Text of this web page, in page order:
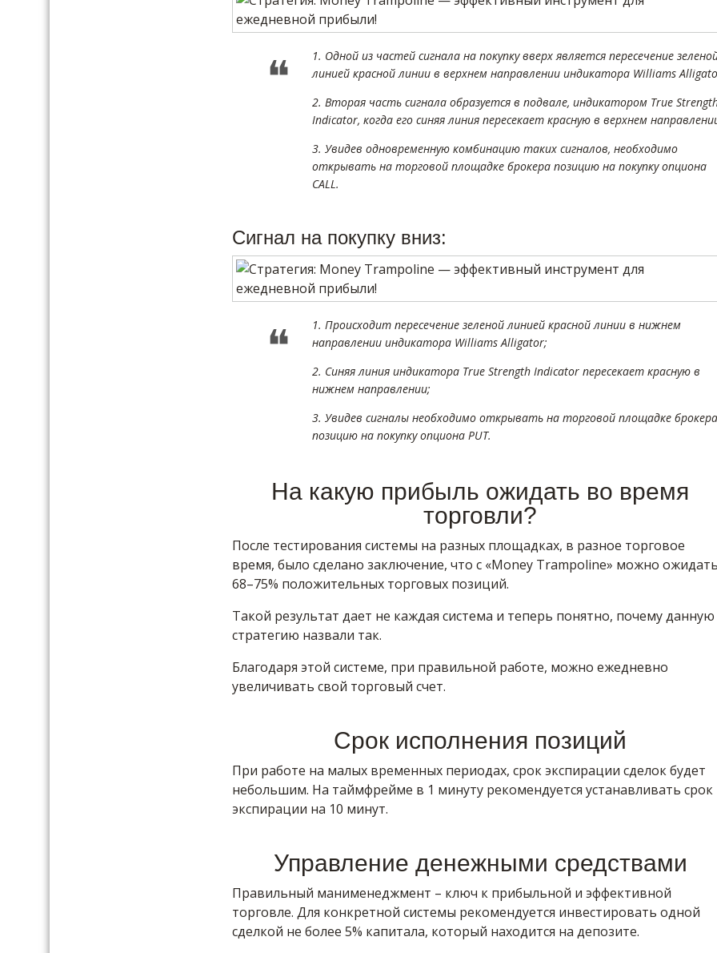
1. Одной из частей сигнала на покупку вверх является пересечение
линией красной линии в верхнем направлении индикатора Williams
2. Вторая часть сигнала образуется в подвале, индикатором True
Indicator, когда его синяя линия пересекает красную в верхнем
3. Увидев одновременную комбинацию таких сигналов, необходимо
открывать на торговой площадке брокера позицию на покупку опциона
CALL.
Сигнал на покупку вниз:
1. Происходит пересечение зеленой линией красной линии в нижнем
направлении индикатора Williams Alligator;
2. Синяя линия индикатора True Strength Indicator пересекает красную в
нижнем направлении;
3. Увидев сигналы необходимо открывать на торговой площадке брокера
позицию на покупку опциона PUT.
На какую прибыль ожидать во время
торговли?
После тестирования системы на разных площадках, в разное торговое
время, было сделано заключение, что с «Money Trampoline» можно
68–75% положительных торговых позиций.
Такой результат дает не каждая система и теперь понятно, почему данную
стратегию назвали так.
Благодаря этой системе, при правильной работе, можно ежедневно
увеличивать свой торговый счет.
Срок исполнения позиций
При работе на малых временных периодах, срок экспирации сделок будет
небольшим. На таймфрейме в 1 минуту рекомендуется устанавливать срок
экспирации на 10 минут.
Управление денежными средствами
Правильный манименеджмент – ключ к прибыльной и эффективной
торговле. Для конкретной системы рекомендуется инвестировать одной
сделкой не более 5% капитала, который находится на депозите.